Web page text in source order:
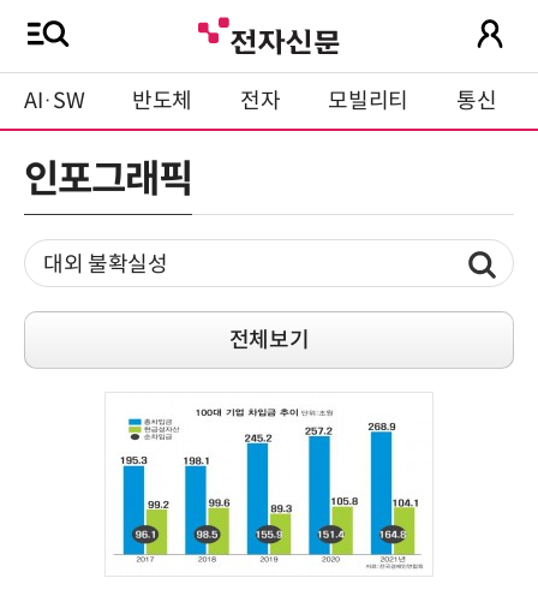
AI·SW 반도체 전자 모빌리티 통신
인포그래픽
전체보기